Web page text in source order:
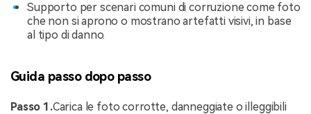
Supporto per scenari comuni di corruzione come foto
che non si aprono o mostrano artefatti visivi, in base
al tipo di danno.
Guida passo dopo passo
Passo 1.Carica le foto corrotte, danneggiate o illeggibili